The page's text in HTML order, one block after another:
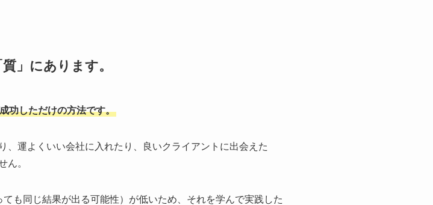
」にあります。
功しただけの方法です。
、運よくいい会社に入れたり、良いクライアントに出会えた
ん。
も同じ結果が出る可能性）が低いため、それを学んで実践した